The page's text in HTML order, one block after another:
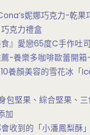
妮娜巧克力-乾果
克力禮盒
食』愛戀65度C手作吐
-養樂多咖啡歐蕾開
養顏美容的雪花冰「
包堅果、綜合堅果、
加
收到的「小潘鳳梨酥」